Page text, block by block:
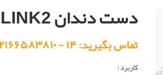
دست دندان CROSS LINK2
تماس بگیرید: ۱۴ - ۰۲۱۶۶۵۸۳۸۱۰
کاربرد :